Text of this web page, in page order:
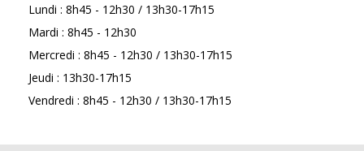
Lundi : 8h45 - 12h30 / 13h30-17h15
Mardi : 8h45 - 12h30
Mercredi : 8h45 - 12h30 / 13h30-17h15
Jeudi : 13h30-17h15
Vendredi : 8h45 - 12h30 / 13h30-17h15